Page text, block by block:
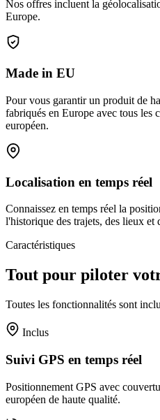
Nos offres incluent la
Europe.
Made in EU
Pour vous garantir un produit de
fabriqués en Europe avec tous les
européen.
Localisation en temps réel
Connaissez en temps réel la
l'historique des trajets, des lieux et
Caractéristiques
Tout pour piloter
Toutes les fonctionnalités sont
Inclus
Suivi GPS en temps réel
Positionnement GPS avec
européen de haute qualité.